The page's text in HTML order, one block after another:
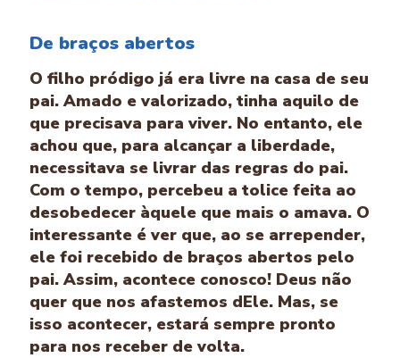
De braços abertos
O filho pródigo já era livre na casa de seu
pai. Amado e valorizado, tinha aquilo de
que precisava para viver. No entanto, ele
achou que, para alcançar a liberdade,
necessitava se livrar das regras do pai.
Com o tempo, percebeu a tolice feita ao
desobedecer àquele que mais o amava. O
interessante é ver que, ao se arrepender,
ele foi recebido de braços abertos pelo
pai. Assim, acontece conosco! Deus não
quer que nos afastemos dEle. Mas, se
isso acontecer, estará sempre pronto
para nos receber de volta.